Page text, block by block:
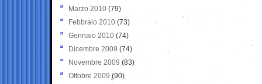
Marzo 2010 (79)
Febbraio 2010 (73)
Gennaio 2010 (74)
Dicembre 2009 (74)
Novembre 2009 (83)
Ottobre 2009 (90)